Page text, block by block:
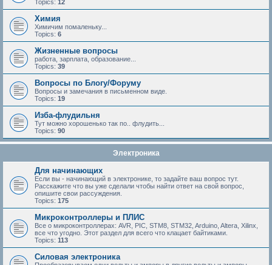
Topics: 12
Химия
Химичим помаленьку...
Topics: 6
Жизненные вопросы
работа, зарплата, образование...
Topics: 39
Вопросы по Блогу/Форуму
Вопросы и замечания в письменном виде.
Topics: 19
Изба-флудильня
Тут можно хорошенько так по.. флудить...
Topics: 90
Электроника
Для начинающих
Если вы - начинающий в электронике, то задайте ваш вопрос тут.
Расскажите что вы уже сделали чтобы найти ответ на свой вопрос,
опишите свои рассуждения.
Topics: 175
Микроконтроллеры и ПЛИС
Все о микроконтроллерах: AVR, PIC, STM8, STM32, Arduino, Altera, Xilinx,
все что угодно. Этот раздел для всего что клацает байтиками.
Topics: 113
Силовая электроника